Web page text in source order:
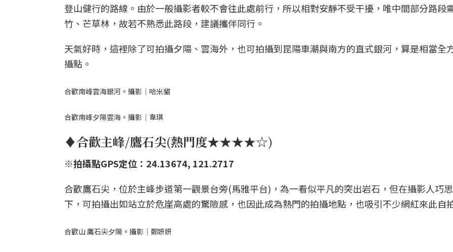
登山健行的路線。由於一般攝影者較不會往此處前行，所以相對安靜不受干擾，唯中間部分路段
竹、芒草林，故若不熟悉此路段，建議攜伴同行。
天氣好時，這裡除了可拍攝夕陽、雲海外，也可拍攝到昆陽車潮與南方的直式銀河，算是相當全
攝點。
合歡南峰雲海銀河。攝影｜哈米貓
合歡南峰夕陽雲海。攝影｜韋琪
♦合歡主峰/鷹石尖(熱門度★★★★☆)
※拍攝點GPS定位：24.13674, 121.2717
合歡鷹石尖，位於主峰步道第一觀景台旁(馬雅平台)，為一看似平凡的突出岩石，但在攝影人巧
下，可拍攝出如站立於危崖高處的驚險感，也因此成為熱門的拍攝地點，也吸引不少網紅來此自
合歡山 鷹石尖夕陽。攝影｜鄭妍妍